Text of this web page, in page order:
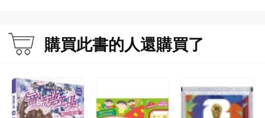
月，漸漸將閱讀變成日常的生活習慣，
讓自己每天堅持學習不同知識，日日增
購買此書的人還購買了